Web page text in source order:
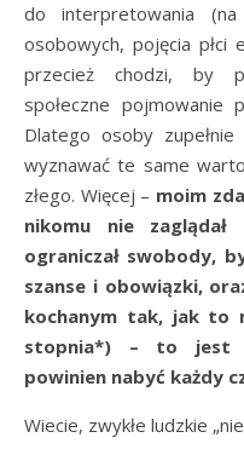
do interpretowania
osobowych, pojęcia
przecież chodzi, by
społeczne pojmowanie
Dlatego osoby
wyznawać te same
złego. Więcej – moim
nikomu nie
ograniczał swobody,
szanse i obowiązki,
kochanym tak, jak to
stopnia*) – to jest
powinien nabyć każdy
Wiecie, zwykłe ludzkie